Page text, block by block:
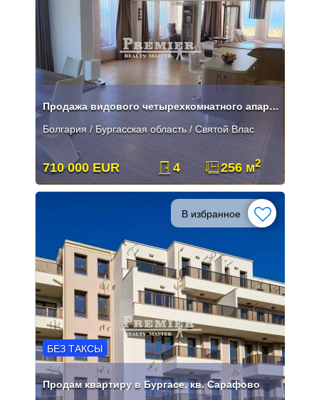
Продажа видового четырехкомнатного апартамента в Святом Власе на перво
Болгария / Бургасская область / Святой Влас
710 000 EUR 4 256 м2
В избранное
БЕЗ ТАКСЫ
Продам квартиру в Бургасе, кв. Сарафово